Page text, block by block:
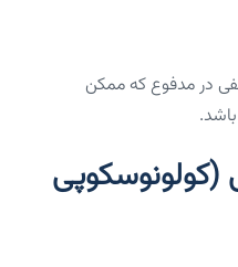
در مدفوع که ممکن
(کولونوسکوپی